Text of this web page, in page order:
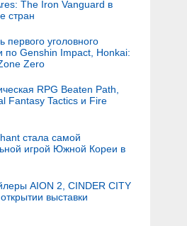
The Iron Vanguard в
стран
первого уголовного
по Genshin Impact, Honkai:
Zero
RPG Beaten Path,
Fantasy Tactics и Fire
стала самой
игрой Южной Кореи в
AION 2, CINDER CITY
выставки